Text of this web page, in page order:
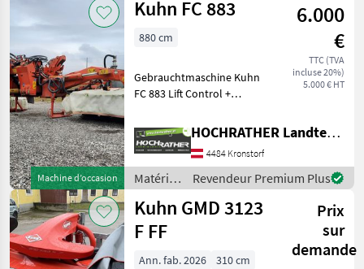
besonders für Ei
fenaison /
Machine d’occasion
Kuhn FC 883
6.000
€
TTC (TVA
incluse 20%)
5.000 € HT
880 cm
Gebrauchtmaschine Kuhn
FC 883 Lift Control +
Klingenschnellwechsel +
hydraulische
Schnittbreiteneinstellung +
hydraulische Entlastung +
Ku
HOCHRATHER Landtechnik GmbH
4484 Kronstorf
Matériels
de
fenaison
/ Kuhn
Revendeur Premium Plus
Kuhn GMD 3123
F FF
Prix
sur
demande
Ann. fab. 2026
310 cm